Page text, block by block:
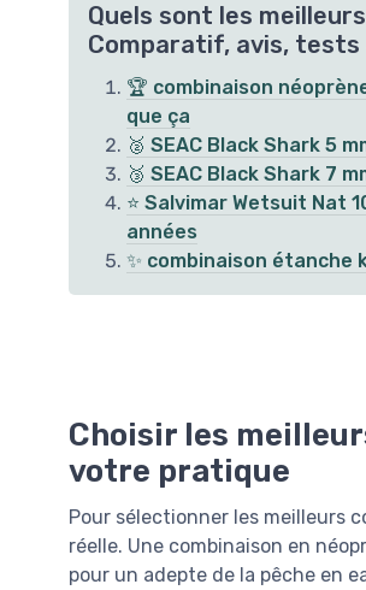
Quels sont les
Comparatif, avis, tests
🏆 combinaison
que ça
🥈 SEAC Black Shark 5
🥉 SEAC Black Shark 7
⭐ Salvimar Wetsuit Nat
années
✨ combinaison étanche
Choisir les
votre pratique
Pour sélectionner les meilleurs
réelle. Une combinaison en
pour un adepte de la pêche en